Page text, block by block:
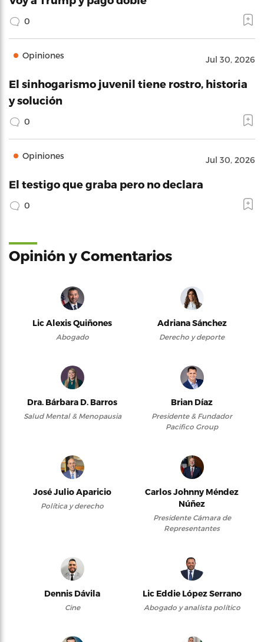
0
Opiniones Jul 30, 2026
El sinhogarismo juvenil tiene rostro, historia
y solución
0
Opiniones Jul 30, 2026
El testigo que graba pero no declara
0
Opinión y Comentarios
Lic Alexis Quiñones
Abogado
Adriana Sánchez
Derecho y deporte
Dra. Bárbara D. Barros
Salud Mental & Menopausia
Brian Díaz
Presidente & Fundador
Pacifico Group
José Julio Aparicio
Política y derecho
Carlos Johnny Méndez
Núñez
Presidente Cámara de
Representantes
Dennis Dávila
Cine
Lic Eddie López Serrano
Abogado y analista político